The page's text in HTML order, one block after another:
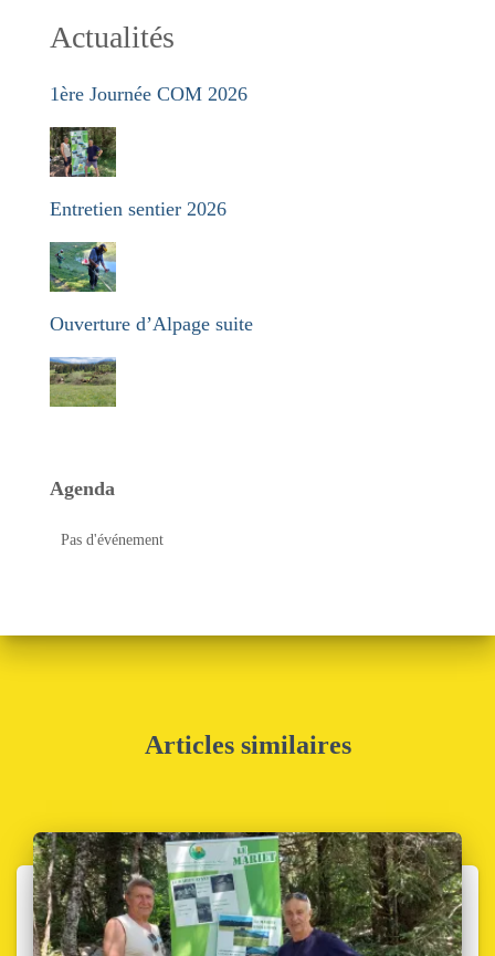
Actualités
1ère Journée COM 2026
Entretien sentier 2026
Ouverture d’Alpage suite
Agenda
Pas d'événement
Articles similaires